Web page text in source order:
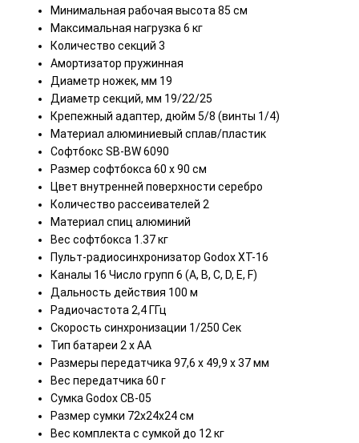
Минимальная рабочая высота 85 см
Максимальная нагрузка 6 кг
Количество секций 3
Амортизатор пружинная
Диаметр ножек, мм 19
Диаметр секций, мм 19/22/25
Крепежный адаптер, дюйм 5/8 (винты 1/4)
Материал алюминиевый сплав/пластик
Софтбокс SB-BW 6090
Размер софтбокса 60 х 90 см
Цвет внутренней поверхности серебро
Количество рассеивателей 2
Материал спиц алюминий
Вес софтбокса 1.37 кг
Пульт-радиосинхронизатор Godox XT-16
Каналы 16 Число групп 6 (A, B, C, D, E, F)
Дальность действия 100 м
Радиочастота 2,4 ГГц
Скорость синхронизации 1/250 Сек
Тип батареи 2 х АА
Размеры передатчика 97,6 x 49,9 x 37 мм
Вес передатчика 60 г
Сумка Godox CB-05
Размер сумки 72x24x24 см
Вес комплекта с сумкой до 12 кг